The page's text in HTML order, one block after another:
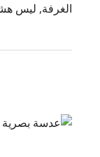
الغرفة, ليس